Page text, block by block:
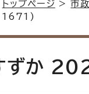
トップページ >市
ずか